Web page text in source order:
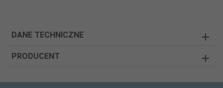
DANE TECHNICZNE
PRODUCENT